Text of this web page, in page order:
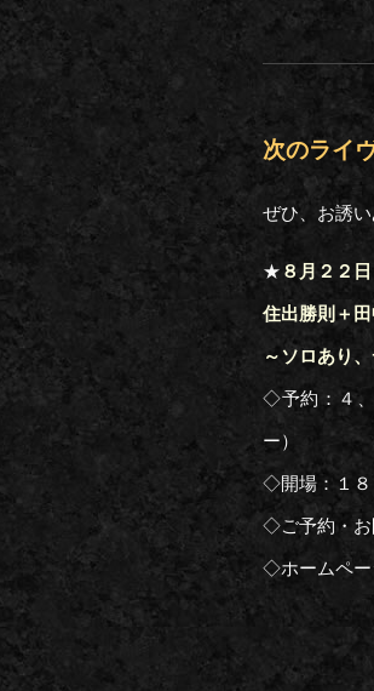
次のライ
ぜひ、お誘
★ ８月２２
住出勝則＋
～ソロあり
◇予約：４
ー）
◇開場：１
◇ご予約・お
◇ホームペー